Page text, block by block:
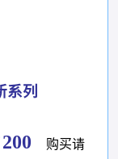
系列
200 购买请